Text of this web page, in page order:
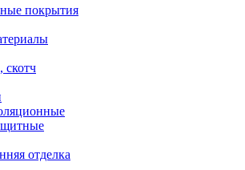
покрытия
скотч
отделка